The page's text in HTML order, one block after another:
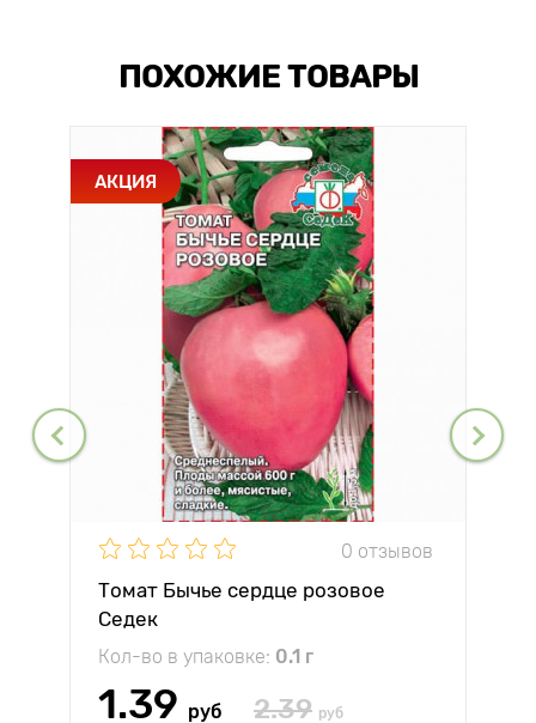
ПОХОЖИЕ ТОВАРЫ
АКЦИЯ
0 отзывов
Томат Бычье сердце розовое
Седек
Кол-во в упаковке: 0.1 г
1.39 руб 2.39 руб